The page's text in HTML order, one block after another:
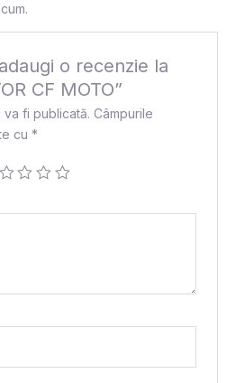
o recenzie la
CF MOTO”
va fi publicată. Câmpurile
cu*